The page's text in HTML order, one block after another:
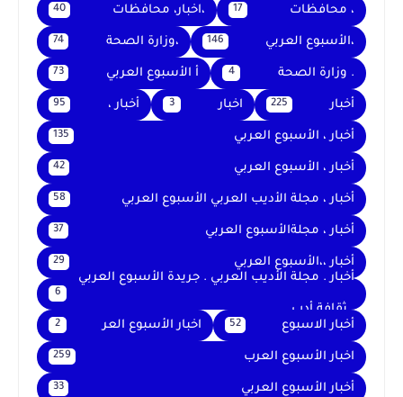
، محافظات 17 ،اخبار، محافظات 40
،الأسبوع العربي 146 ،وزارة الصحة 74
. وزارة الصحة 4 أ الأسبوع العربي 73
أخبار 225 اخبار 3 أخبار ، 95
أخبار ، الأسبوع العربي 135
أخبار ، الأسبوع العربي 42
أخبار ، مجلة الأديب العربي الأسبوع العربي 58
أخبار ، مجلةالأسبوع العربي 37
أخبار ،،الأسبوع العربي 29
أخبار . مجلة الأديب العربي . جريدة الأسبوع العربي
. ثقافة أدب
6
أخبار الاسبوع 52 اخبار الأسبوع العر 2
اخبار الأسبوع العرب 259
أخبار الأسبوع العربي 33